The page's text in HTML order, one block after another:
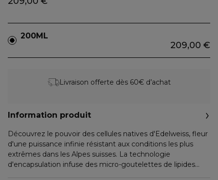
200ML
209,00 €
Livraison offerte dès 60€ d’achat
Information produit
Découvrez le pouvoir des cellules natives d'Edelweiss, fleur
d'une puissance infinie résistant aux conditions les plus
extrêmes dans les Alpes suisses. La technologie
d'encapsulation infuse des micro-goutelettes de lipides